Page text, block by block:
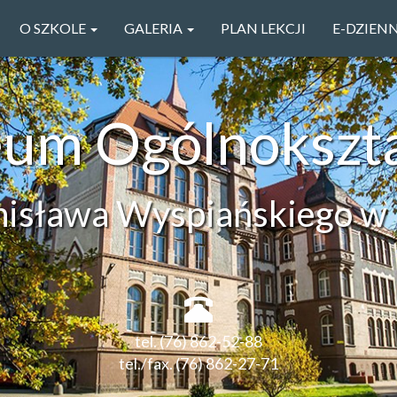
O SZKOLE GALERIA PLAN LEKCJI E-
Wyspiańskiego w
tel. (76) 862-52-88
tel./fax. (76) 862-27-71